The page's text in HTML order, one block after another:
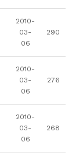
2010-
03-
06
290
2010-
03-
06
276
2010-
03-
06
268